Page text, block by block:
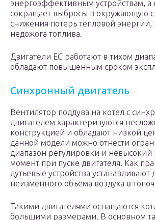
энергоэффективным устройствам,
сокращает выбросы в окружающую
снижения потерь тепловой энергии,
недожога топлива.
Двигатели ЕС работают в тихом
обладают повышенным сроком
Синхронный двигатель
Вентилятор поддува на котел с
двигателем характеризуются
конструкцией и обладают низкой
данной модели можно отнести
диапазон регулировки и невысокий
момент при пуске двигателя. Как
дутьевые устройства устанавливают
неизменного объема воздуха в
Такими двигателями оснащаются
большими размерами. В основном